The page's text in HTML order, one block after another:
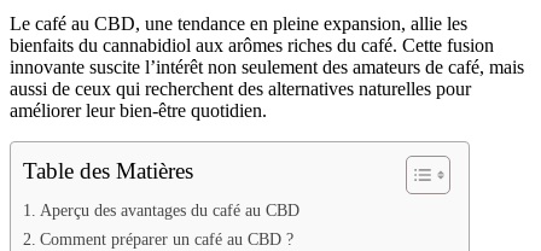
Le café au CBD, une tendance en pleine expansion, allie les
bienfaits du cannabidiol aux arômes riches du café. Cette fusion
innovante suscite l’intérêt non seulement des amateurs de café, mais
aussi de ceux qui recherchent des alternatives naturelles pour
améliorer leur bien-être quotidien.
Table des Matières
Aperçu des avantages du café au CBD
Comment préparer un café au CBD ?